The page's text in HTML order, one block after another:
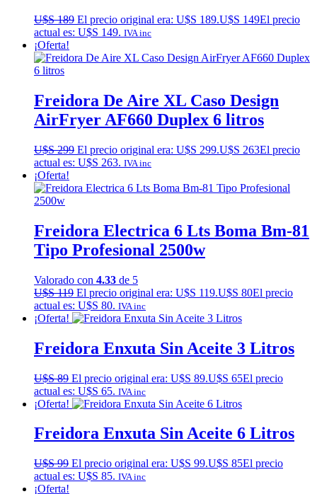
U$S189 El precio original era: U$S 189.U$S 149El precio
actual es: U$S 149. IVA inc
¡Oferta!
Freidora De Aire XL Caso Design
AirFryer AF660 Duplex 6 litros
U$S299 El precio original era: U$S 299.U$S 263El precio
actual es: U$S 263. IVA inc
¡Oferta!
Freidora Electrica 6 Lts Boma Bm-81
Tipo Profesional 2500w
Valorado con 4.33 de 5
U$S119 El precio original era: U$S 119.U$S 80El precio
actual es: U$S 80. IVA inc
¡Oferta!
Freidora Enxuta Sin Aceite 3 Litros
U$S89 El precio original era: U$S 89.U$S 65El precio
actual es: U$S 65. IVA inc
¡Oferta!
Freidora Enxuta Sin Aceite 6 Litros
U$S99 El precio original era: U$S 99.U$S 85El precio
actual es: U$S 85. IVA inc
¡Oferta!